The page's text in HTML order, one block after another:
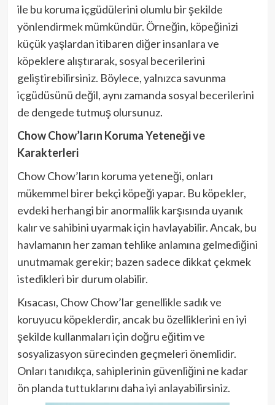
ile bu koruma içgüdülerini olumlu bir şekilde
yönlendirmek mümkündür. Örneğin, köpeğinizi
küçük yaşlardan itibaren diğer insanlara ve
köpeklere alıştırarak, sosyal becerilerini
geliştirebilirsiniz. Böylece, yalnızca savunma
içgüdüsünü değil, aynı zamanda sosyal becerilerini
de dengede tutmuş olursunuz.
Chow Chow’ların Koruma Yeteneği ve
Karakterleri
Chow Chow’ların koruma yeteneği, onları
mükemmel birer bekçi köpeği yapar. Bu köpekler,
evdeki herhangi bir anormallik karşısında uyanık
kalır ve sahibini uyarmak için havlayabilir. Ancak, bu
havlamanın her zaman tehlike anlamına gelmediğini
unutmamak gerekir; bazen sadece dikkat çekmek
istedikleri bir durum olabilir.
Kısacası, Chow Chow’lar genellikle sadık ve
koruyucu köpeklerdir, ancak bu özelliklerini en iyi
şekilde kullanmaları için doğru eğitim ve
sosyalizasyon sürecinden geçmeleri önemlidir.
Onları tanıdıkça, sahiplerinin güvenliğini ne kadar
ön planda tuttuklarını daha iyi anlayabilirsiniz.